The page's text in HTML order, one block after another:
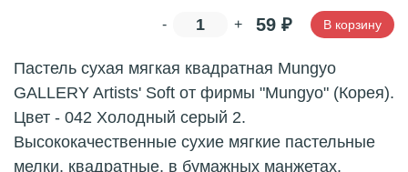
- + 59 ₽ В корзину
Пастель сухая мягкая квадратная Mungyo
GALLERY Artists' Soft от фирмы "Mungyo" (Корея).
Цвет - 042 Холодный серый 2.
Высококачественные сухие мягкие пастельные
мелки, квадратные, в бумажных манжетах.